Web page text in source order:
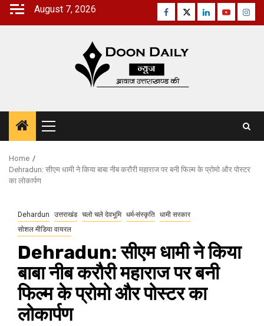
Skip
August 7, 2026 Facebook
TwitterLinkedinYoutube
Primary
Menu
Home
Dehradun: सीएम धामी ने किया बाबा नीब करौरी महाराज पर बनी फिल्म के प्रोमो और पोस्टर
का लोकार्पण
Dehardun उत्तराखंड चलो चले देवभूमि धर्म-संस्कृति धामी सरकार
सोशल मीडिया वायरल
Dehradun: सीएम धामी ने किया
बाबा नीब करौरी महाराज पर बनी
फिल्म के प्रोमो और पोस्टर का
लोकार्पण